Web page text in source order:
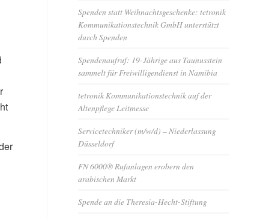
Spenden statt Weihnachtsgeschenke: tetronik
Kommunikationstechnik GmbH unterstützt
durch Spenden
Spendenaufruf: 19-Jährige aus Taunusstein
sammelt für Freiwilligendienst in Namibia
tetronik Kommunikationstechnik auf der
Altenpflege Leitmesse
Servicetechniker (m/w/d) – Niederlassung
Düsseldorf
FN 6000® Rufanlagen erobern den
arabischen Markt
Spende an die Theresia-Hecht-Stiftung